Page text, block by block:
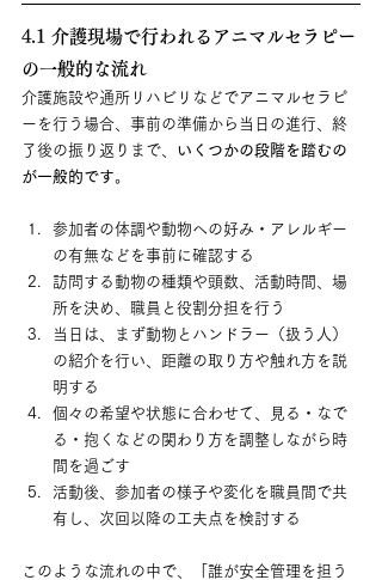
4.1 介護現場で行われるアニマルセラピー
の一般的な流れ
介護施設や通所リハビリなどでアニマルセラピ
ーを行う場合、事前の準備から当日の進行、終
了後の振り返りまで、 いくつかの段階を踏むの
が一般的です。
参加者の体調や動物への好み・アレルギー
の有無などを事前に確認する
訪問する動物の種類や頭数、活動時間、場
所を決め、職員と役割分担を行う
当日は、まず動物とハンドラー（扱う人）
の紹介を行い、距離の取り方や触れ方を説
明する
個々の希望や状態に合わせて、見る・なで
る・抱くなどの関わり方を調整しながら時
間を過ごす
活動後、参加者の様子や変化を職員間で共
有し、次回以降の工夫点を検討する
このような流れの中で、「誰が安全管理を担う